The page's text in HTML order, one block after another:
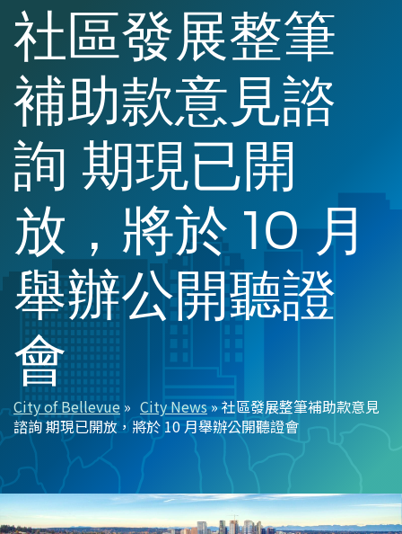
社區發展整筆
補助款意見諮
詢 期現已開
放，將於 10 月
舉辦公開聽證
會
導
航
連
結
City of Bellevue City News 社區發展整筆補助款意見
諮詢 期現已開放，將於 10 月舉辦公開聽證會